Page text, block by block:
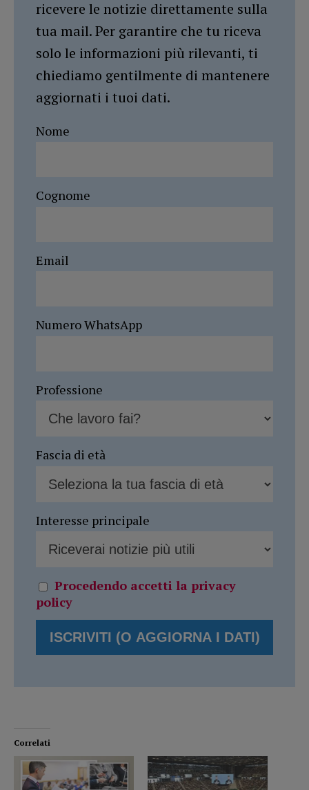
ricevere le notizie direttamente sulla
tua mail. Per garantire che tu riceva
solo le informazioni più rilevanti, ti
chiediamo gentilmente di mantenere
aggiornati i tuoi dati.
Nome
Cognome
Email
Numero WhatsApp
Professione
Fascia di età
Interesse principale
Procedendo accetti la privacy
policy
Correlati